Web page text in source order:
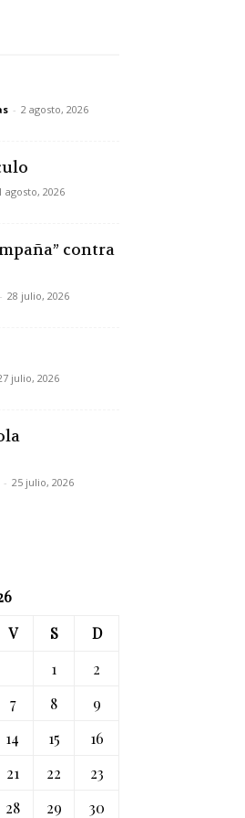
- 2 agosto, 2026
agosto, 2026
contra
- 28 julio, 2026
julio, 2026
- 25 julio, 2026
V S
D
1
2
7 8
9
14 15
16
21 22
23
28 29
30